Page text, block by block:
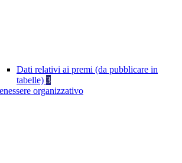
Dati relativi ai premi (da pubblicare in
tabelle) 3
organizzativo